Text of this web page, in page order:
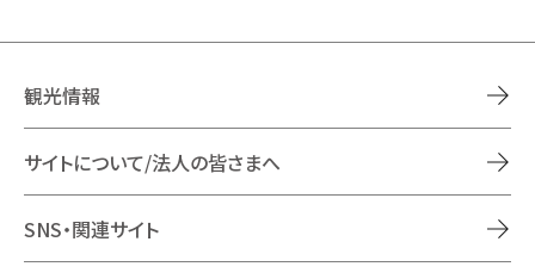
観光情報
サイトについて/法人の皆さまへ
SNS・関連サイト